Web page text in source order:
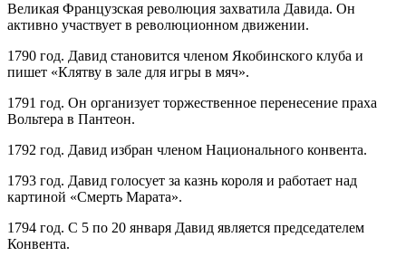
Великая Французская революция захватила Давида. Он
активно участвует в революционном движении.
1790 год. Давид становится членом Якобинского клуба и
пишет «Клятву в зале для игры в мяч».
1791 год. Он организует торжественное перенесение праха
Вольтера в Пантеон.
1792 год. Давид избран членом Национального конвента.
1793 год. Давид голосует за казнь короля и работает над
картиной «Смерть Марата».
1794 год. С 5 по 20 января Давид является председателем
Конвента.